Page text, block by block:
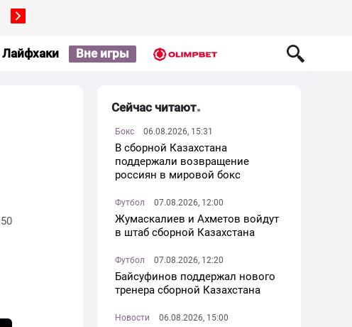
Лайфхаки Вне игры
Сейчас читают
Бокс 06.08.2026, 15:31
В сборной Казахстана
поддержали возвращение
россиян в мировой бокс
Футбол 07.08.2026, 12:00
Жумаскалиев и Ахметов войдут
в штаб сборной Казахстана
Футбол 07.08.2026, 12:20
Байсуфинов поддержал нового
тренера сборной Казахстана
Новости 06.08.2026, 15:00